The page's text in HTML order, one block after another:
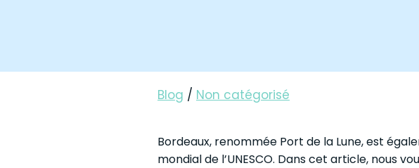
Blog / Non catégorisé
Bordeaux, renommée Port de la Lune, est
mondial de l’UNESCO. Dans cet article, nous